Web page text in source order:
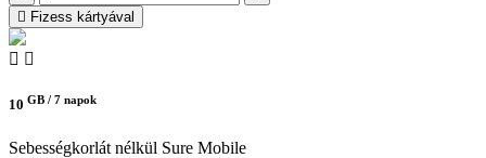
Fizess kártyával
10 GB / 7 napok
Sebességkorlát nélkül Sure Mobile